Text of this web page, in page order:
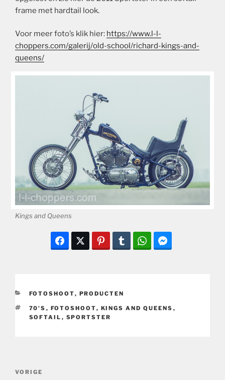
frame met hardtail look.
Voor meer foto’s klik hier: https://www.l-l-
choppers.com/galerij/old-school/richard-kings-and-
queens/
Kings and Queens
CATEGORIEËN
FOTOSHOOT, PRODUCTEN
TAGS
70'S , FOTOSHOOT, KINGS AND QUEENS ,
SOFTAIL , SPORTSTER
Bericht
Vorig
VORIGE